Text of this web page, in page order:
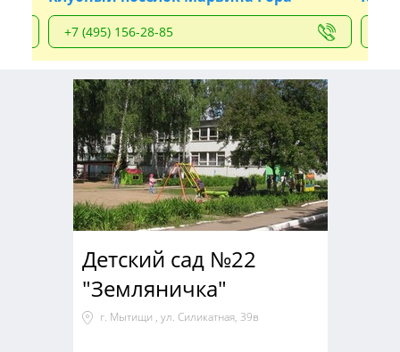
+7 (495) 156-28-85
Детский сад №22
"Земляничка"
г. Мытищи , ул. Силикатная, 39в